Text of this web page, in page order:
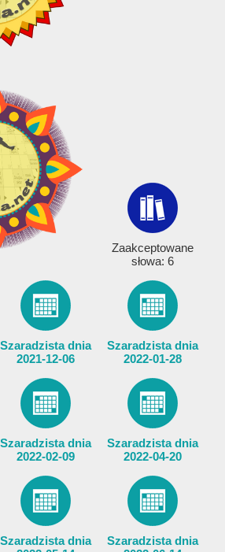
Zaakceptowane
słowa: 6
Szaradzista dnia
2021-12-06
Szaradzista dnia
2022-01-28
Szaradzista dnia
2022-02-09
Szaradzista dnia
2022-04-20
Szaradzista dnia
Szaradzista dnia